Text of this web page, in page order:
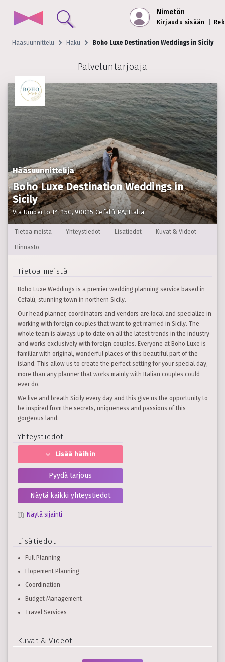
Nimetön
Kirjaudu sisään
Hääsuunnittelu Haku Boho Luxe Destination Weddings in Sicily
Palveluntarjoaja
Hääsuunnittelija
Boho Luxe Destination Weddings in
Sicily
Via Umberto I°, 15C, 90015 Cefalù PA, Italia
Tietoa meistä Yhteystiedot Lisätiedot Kuvat & Videot
Hinnasto
Tietoa meistä
Boho Luxe Weddings is a premier wedding planning service based in
Cefalù, stunning town in northern Sicily.
Our head planner, coordinators and vendors are local and specialize in
working with foreign couples that want to get married in Sicily. The
whole team is always up to date on all the latest trends in the industry
and works exclusively with foreign couples. Everyone at Boho Luxe is
familiar with original, wonderful places of this beautiful part of the
island. This allow us to create the perfect setting for your special day,
more than any planner that works mainly with Italian couples could
ever do.
We live and breath Sicily every day and this give us the opportunity to
be inspired from the secrets, uniqueness and passions of this
gorgeous land.
Yhteystiedot
Lisää häihin
Pyydä tarjous
Näytä kaikki yhteystiedot
Näytä sijainti
Lisätiedot
Full Planning
Elopement Planning
Coordination
Budget Management
Travel Services
Kuvat & Videot